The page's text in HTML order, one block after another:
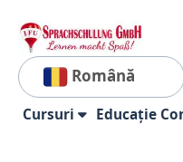
Română
Cursuri Educație